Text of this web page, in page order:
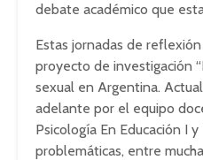
debate académico que
Estas jornadas de
proyecto de investigación
sexual en Argentina.
adelante por el equipo
Psicología En Educación I
problemáticas, entre